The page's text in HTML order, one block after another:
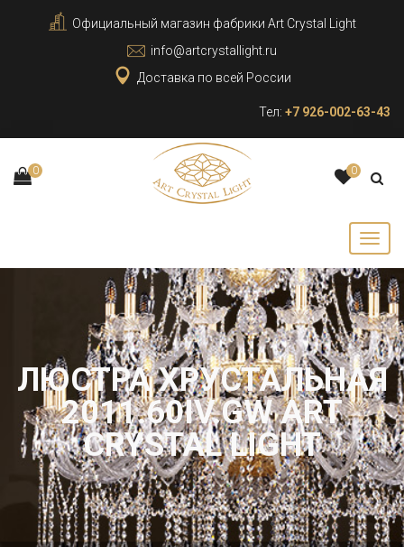
Официальный магазин фабрики Art Crystal Light
info@artcrystallight.ru
Доставка по всей России
Тел: +7 926-002-63-43
0 0
ЛЮСТРА ХРУСТАЛЬНАЯ
2011.60IV.GW ART
CRYSTAL LIGHT